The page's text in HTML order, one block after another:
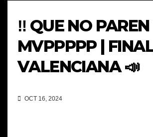
‼️ QUE NO PAREN
MVPPPPP |
VALENCIANA 📣
OCT 16, 2024